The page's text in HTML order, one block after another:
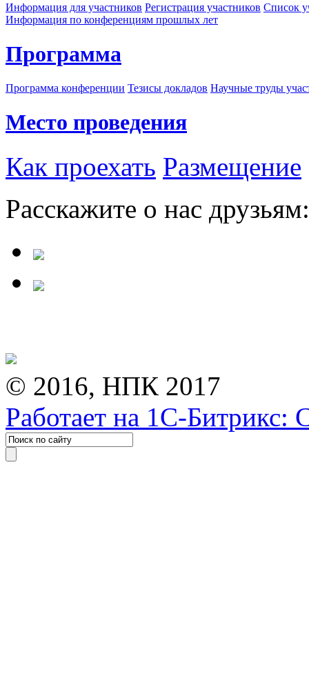
Информация для участников Регистрация участников Список
Информация по конференциям прошлых лет
Программа
Программа конференции Тезисы докладов Научные труды
Место проведения
Как проехать Размещение
Расскажите о нас друзьям:
© 2016, НПК 2017
Работает на 1С-Битрикс: